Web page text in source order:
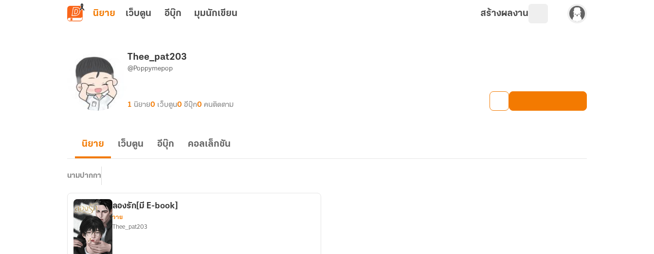
ข้ามไปยังเนื้อหาหลัก
นิยาย เว็บตูน อีบุ๊ก มุมนักเขียน สร้างผลงาน
Thee_pat203
@Poppymepop
1 นิยาย0 เว็บตูน0 อีบุ๊ก0 คนติดตาม
นิยาย เว็บตูน อีบุ๊ก คอลเล็กชัน
นามปากกา
ลองรัก[มี E-book]
วาย
Thee_pat203